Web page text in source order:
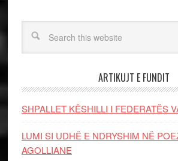
ARTIKUJT E FUNDIT
SHPALLET KËSHILLI I FEDERATËS
LUMI SI UDHË E NDRYSHIM NË
AGOLLIANE